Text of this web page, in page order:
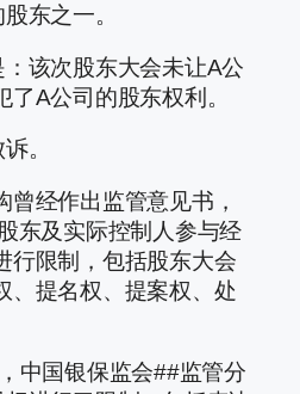
东之一。
该次股东大会未让A公
A公司的股东权利。
。
经作出监管意见书，
东及实际控制人参与经
行限制，包括股东大会
、提名权、提案权、处
中国银保监会##监管分